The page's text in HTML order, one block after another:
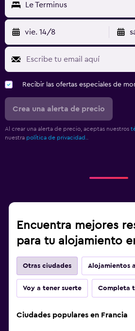
Le Terminus
vie. 14/8
Recibir las ofertas especiales de
Crea una alerta de precio
Al crear una alerta de precio, aceptas nuestros
nuestra política de privacidad.
Encuentra mejores
para tu alojamiento
Otras ciudades Alojamientos
Voy a tener suerte Completa
Ciudades populares en Francia